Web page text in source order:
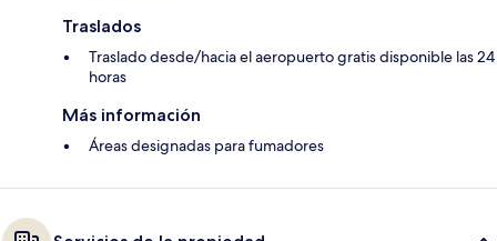
Traslados
Traslado desde/hacia el aeropuerto gratis disponible las 24
horas
Más información
Áreas designadas para fumadores